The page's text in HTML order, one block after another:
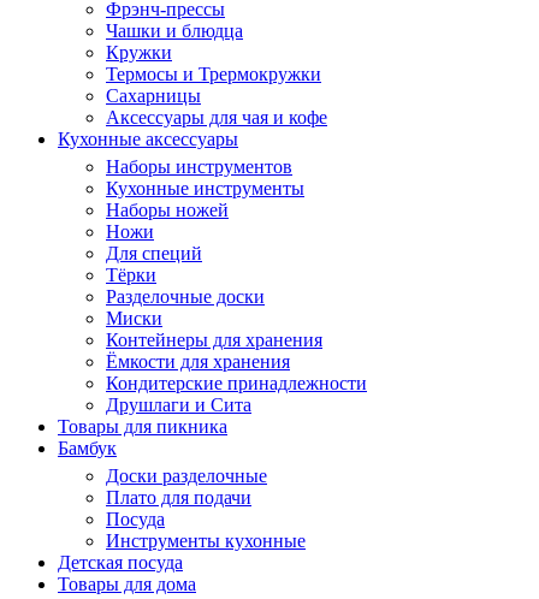
Фрэнч-прессы
Чашки и блюдца
Кружки
Термосы и Трермокружки
Сахарницы
Аксессуары для чая и кофе
Кухонные аксессуары
Наборы инструментов
Кухонные инструменты
Наборы ножей
Ножи
Для специй
Тёрки
Разделочные доски
Миски
Контейнеры для хранения
Ёмкости для хранения
Кондитерские принадлежности
Друшлаги и Сита
Товары для пикника
Бамбук
Доски разделочные
Плато для подачи
Посуда
Инструменты кухонные
Детская посуда
Товары для дома